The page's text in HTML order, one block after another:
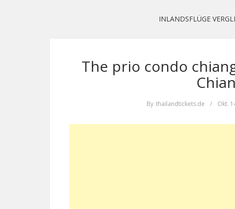
INLANDSFLÜGE
The prio condo
By thailandtickets.de / Okt.